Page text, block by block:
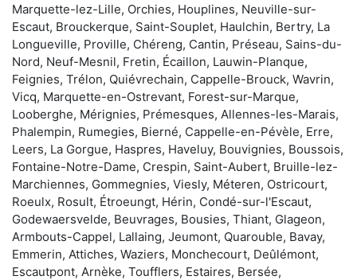
Marquette-lez-Lille, Orchies, Houplines, Neuville-sur-
Escaut, Brouckerque, Saint-Souplet, Haulchin, Bertry, La
Longueville, Proville, Chéreng, Cantin, Préseau, Sains-du-
Nord, Neuf-Mesnil, Fretin, Écaillon, Lauwin-Planque,
Feignies, Trélon, Quiévrechain, Cappelle-Brouck, Wavrin,
Vicq, Marquette-en-Ostrevant, Forest-sur-Marque,
Looberghe, Mérignies, Prémesques, Allennes-les-Marais,
Phalempin, Rumegies, Bierné, Cappelle-en-Pévèle, Erre,
Leers, La Gorgue, Haspres, Haveluy, Bouvignies, Boussois,
Fontaine-Notre-Dame, Crespin, Saint-Aubert, Bruille-lez-
Marchiennes, Gommegnies, Viesly, Méteren, Ostricourt,
Roeulx, Rosult, Étroeungt, Hérin, Condé-sur-l'Escaut,
Godewaersvelde, Beuvrages, Bousies, Thiant, Glageon,
Armbouts-Cappel, Lallaing, Jeumont, Quarouble, Bavay,
Emmerin, Attiches, Waziers, Monchecourt, Deûlémont,
Escautpont, Arnèke, Toufflers, Estaires, Bersée,